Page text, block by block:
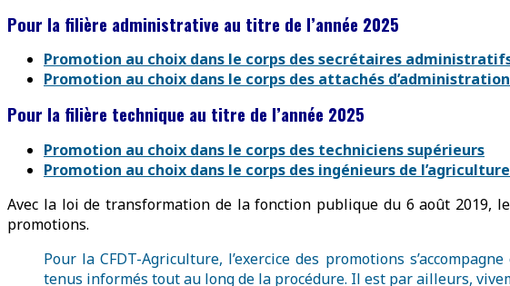
Pour la filière administrative au titre de l’année 2025
Promotion au choix dans le corps des secrétaires
Promotion au choix dans le corps des attachés d’administration
Pour la filière technique au titre de l’année 2025
Promotion au choix dans le corps des techniciens supérieurs
Promotion au choix dans le corps des ingénieurs de
Avec la loi de transformation de la fonction publique du 6 août 2019,
promotions.
Pour la CFDT-Agriculture, l’exercice des promotions
tenus informés tout au long de la procédure. Il est par ailleurs,